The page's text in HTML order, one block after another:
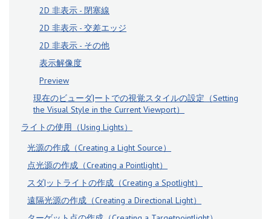
2D 非表示 - 閉塞線
2D 非表示 - 交差エッジ
2D 非表示 - その他
表示解像度
Preview
現在のビューダ|ートでの視覚スタイルの設定（Setting
the Visual Style in the Current Viewport）
ライトの使用（Using Lights）
光源の作成（Creating a Light Source）
点光源の作成（Creating a Pointlight）
スダ|ットライトの作成（Creating a Spotlight）
遠隔光源の作成（Creating a Directional Light）